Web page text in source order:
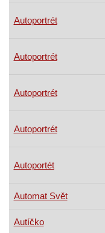
Autoportrét
Autoportrét
Autoportrét
Autoportrét
Autoportét
Automat Svět
Autíčko